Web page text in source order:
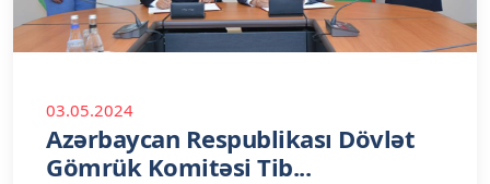
03.05.2024
Azərbaycan Respublikası Dövlət
Gömrük Komitəsi Tib...